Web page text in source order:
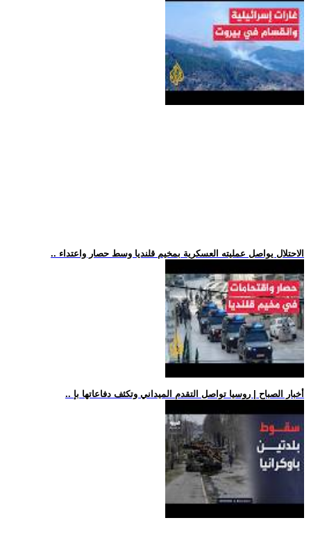
.. الاحتلال يواصل عمليته العسكرية بمخيم قلنديا وسط حصار واعتداء
.. أخبار الصباح | روسيا تواصل التقدم الميداني وتكثف دفاعاتها بإ